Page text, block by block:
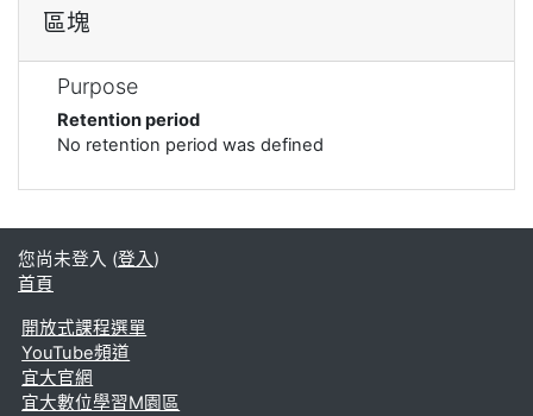
區塊
Purpose
Retention period
No retention period was defined
您尚未登入 (登入)
首頁
開放式課程選單
YouTube頻道
宜大官網
宜大數位學習M園區